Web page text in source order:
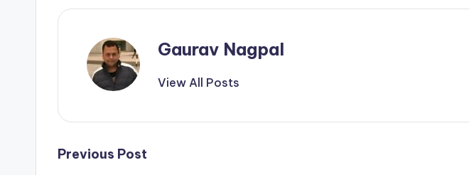
Gaurav Nagpal
View All Posts
Post
Previous Post